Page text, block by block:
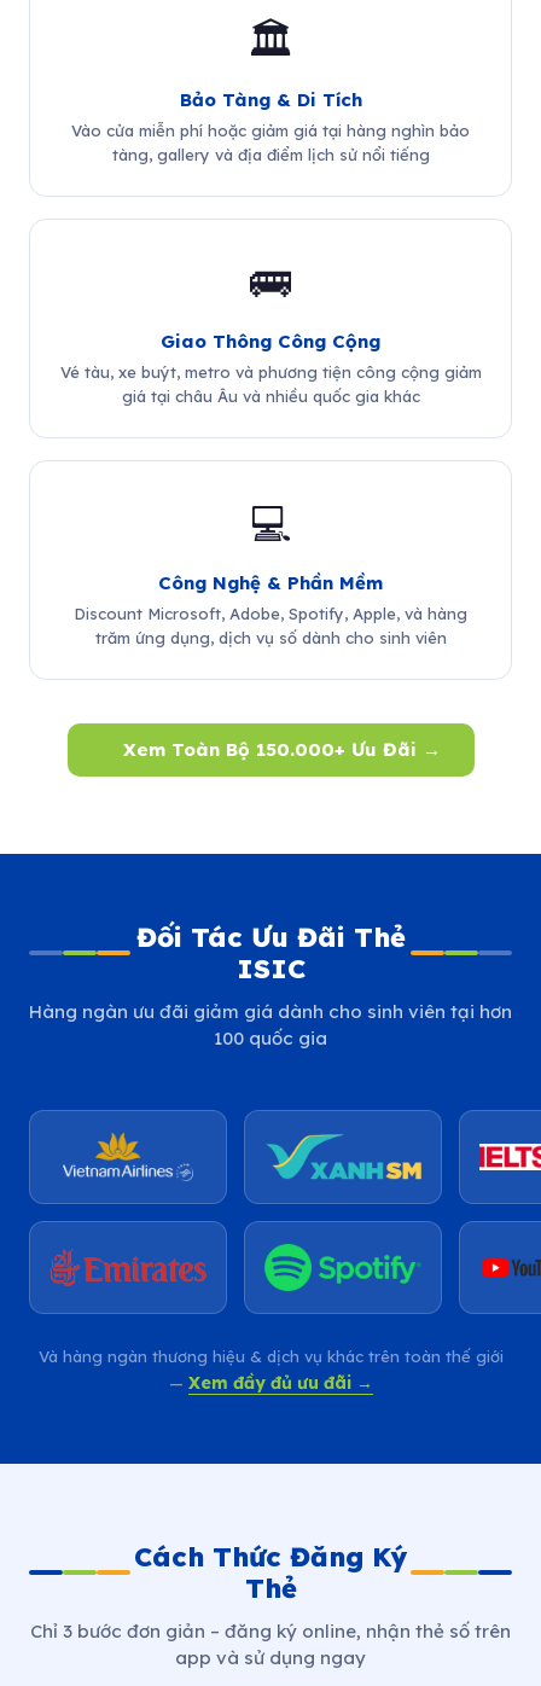
🏛️
Bảo Tàng & Di Tích
Vào cửa miễn phí hoặc giảm giá tại hàng nghìn bảo
tàng, gallery và địa điểm lịch sử nổi tiếng
🚌
Giao Thông Công Cộng
Vé tàu, xe buýt, metro và phương tiện công cộng giảm
giá tại châu Âu và nhiều quốc gia khác
💻
Công Nghệ & Phần Mềm
Discount Microsoft, Adobe, Spotify, Apple, và hàng
trăm ứng dụng, dịch vụ số dành cho sinh viên
Xem Toàn Bộ 150.000+ Ưu Đãi →
Đối Tác Ưu Đãi Thẻ
ISIC
Hàng ngàn ưu đãi giảm giá dành cho sinh viên tại hơn
100 quốc gia
Và hàng ngàn thương hiệu & dịch vụ khác trên toàn thế giới
— Xem đầy đủ ưu đãi →
Cách Thức Đăng Ký
Thẻ
Chỉ 3 bước đơn giản – đăng ký online, nhận thẻ số trên
app và sử dụng ngay